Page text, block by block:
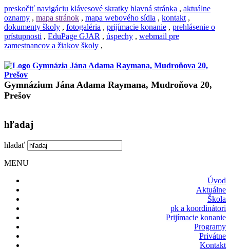
preskočiť navigáciu klávesové skratky hlavná stránka , aktuálne
oznamy , mapa stránok , mapa webového sídla , kontakt ,
dokumenty školy , fotogaléria , prijímacie konanie , prehlásenie o
prístupnosti , EduPage GJAR , úspechy , webmail pre
zamestnancov a žiakov školy ,
Gymnázium Jána Adama Raymana, Mudroňova 20,
Prešov
hľadaj
hladať
MENU
Úvod
Aktuálne
Škola
pk a koordinátori
Prijímacie konanie
Programy
Privátne
Kontakt